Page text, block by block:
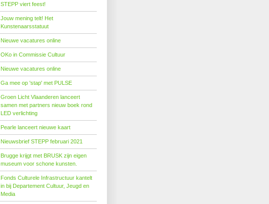
STEPP viert feest!
Jouw mening telt! Het
Kunstenaarsstatuut
Nieuwe vacatures online
OKo in Commissie Cultuur
Nieuwe vacatures online
Ga mee op 'stap' met PULSE
Groen Licht Vlaanderen lanceert
samen met partners nieuw boek rond
LED verlichting
Pearle lanceert nieuwe kaart
Nieuwsbrief STEPP februari 2021
Brugge krijgt met BRUSK zijn eigen
museum voor schone kunsten.
Fonds Cul­tu­re­le In­fra­struc­tuur kan­telt
in bij De­par­te­ment Cul­tuur, Jeugd en
Me­dia